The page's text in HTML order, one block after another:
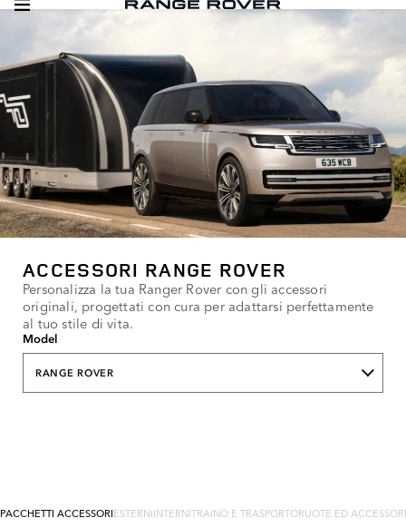
ACCESSORI RANGE ROVER
Personalizza la tua Ranger Rover con gli accessori
originali, progettati con cura per adattarsi perfettamente
al tuo stile di vita.
Model
RANGE ROVER
PACCHETTI ACCESSORIESTERNIINTERNITRAINO E TRASPORTORUOTE ED ACCESSORI